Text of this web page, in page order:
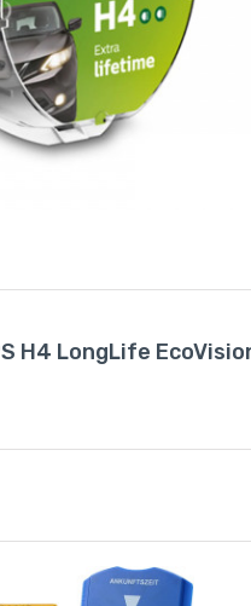
H4 LongLife